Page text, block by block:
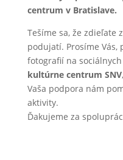
centrum v Bratislave.
Tešíme sa, že zdieľate
podujatí. Prosíme
fotografií na
kultúrne centrum SNV
Vaša podpora nám
aktivity.
Ďakujeme za